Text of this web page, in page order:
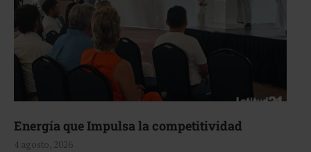
Energía que Impulsa la competitividad
4 agosto, 2026